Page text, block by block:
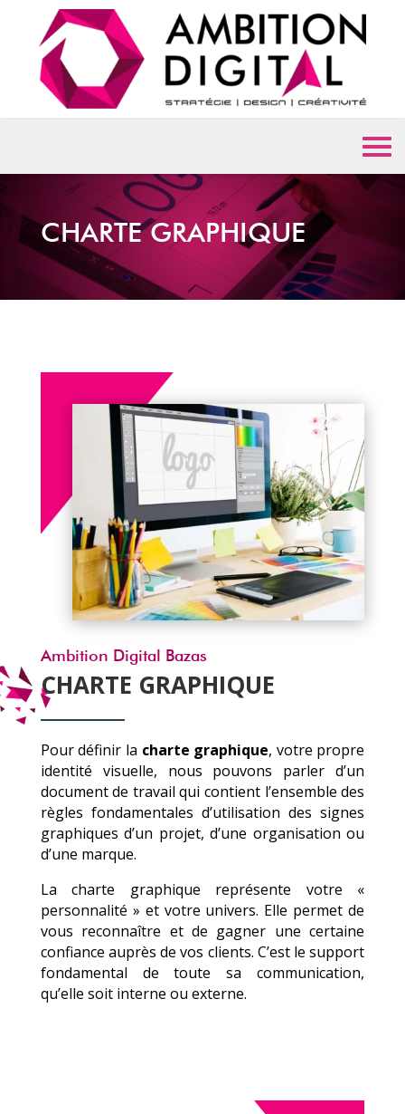
CHARTE GRAPHIQUE
Ambition Digital Bazas
CHARTE GRAPHIQUE
Pour définir la charte graphique, votre propre
identité visuelle, nous pouvons parler d’un
document de travail qui contient l’ensemble des
règles fondamentales d’utilisation des signes
graphiques d’un projet, d’une organisation ou
d’une marque.
La charte graphique représente votre «
personnalité » et votre univers. Elle permet de
vous reconnaître et de gagner une certaine
confiance auprès de vos clients. C’est le support
fondamental de toute sa communication,
qu’elle soit interne ou externe.